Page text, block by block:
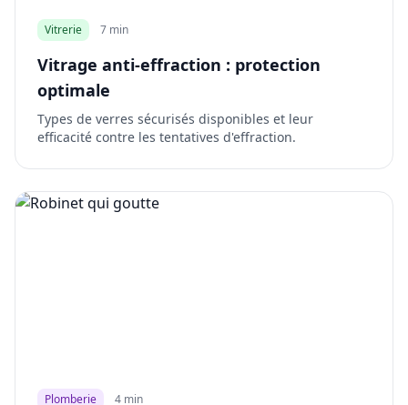
Vitrerie 7 min
Vitrage anti-effraction : protection
optimale
Types de verres sécurisés disponibles et leur
efficacité contre les tentatives d'effraction.
Plomberie 4 min